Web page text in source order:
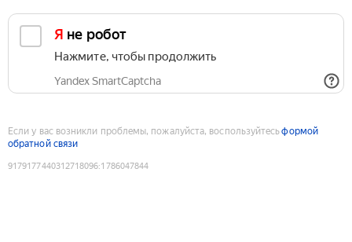
Я не робот
Нажмите, чтобы продолжить
Yandex SmartCaptcha
Если у вас возникли проблемы, пожалуйста, воспользуйтесьформой
обратной связи
9179177440312718096:1786047844